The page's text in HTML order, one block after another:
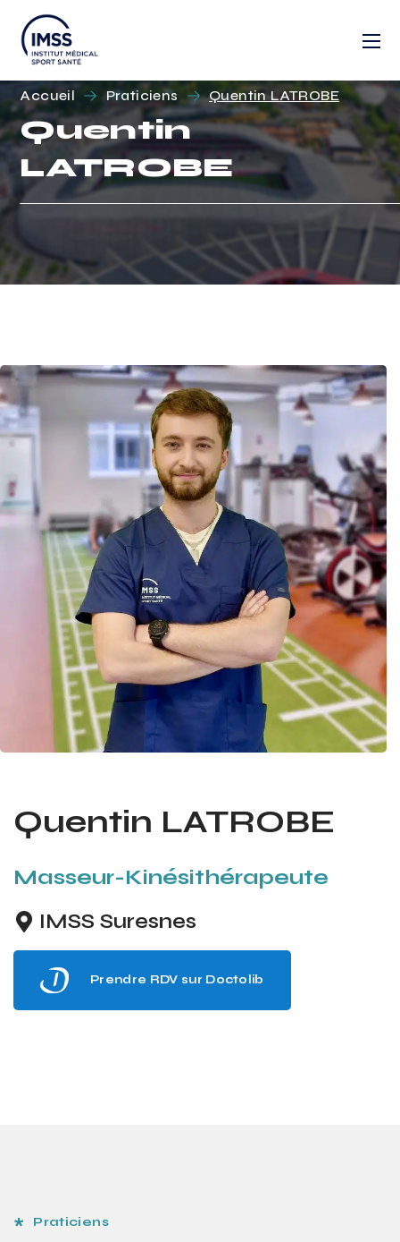
Accueil Praticiens Quentin LATROBE
Quentin
LATROBE
Quentin LATROBE
Masseur-Kinésithérapeute
IMSS Suresnes
Prendre RDV sur Doctolib
Praticiens